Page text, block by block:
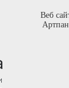
Веб